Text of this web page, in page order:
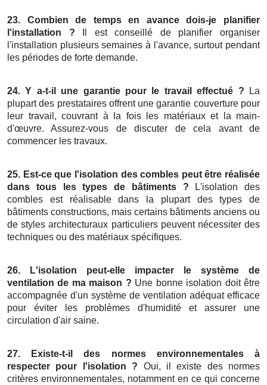
23. Combien de temps en avance dois-je planifier
l'installation ? Il est conseillé de planifier organiser
l'installation plusieurs semaines à l'avance, surtout pendant
les périodes de forte demande.
24. Y a-t-il une garantie pour le travail effectué ? La
plupart des prestataires offrent une garantie couverture pour
leur travail, couvrant à la fois les matériaux et la main-
d'œuvre. Assurez-vous de discuter de cela avant de
commencer les travaux.
25. Est-ce que l'isolation des combles peut être réalisée
dans tous les types de bâtiments ? L'isolation des
combles est réalisable dans la plupart des types de
bâtiments constructions, mais certains bâtiments anciens ou
de styles architecturaux particuliers peuvent nécessiter des
techniques ou des matériaux spécifiques.
26. L'isolation peut-elle impacter le système de
ventilation de ma maison ? Une bonne isolation doit être
accompagnée d'un système de ventilation adéquat efficace
pour éviter les problèmes d'humidité et assurer une
circulation d'air saine.
27. Existe-t-il des normes environnementales à
respecter pour l'isolation ? Oui, il existe des normes
critères environnementales, notamment en ce qui concerne